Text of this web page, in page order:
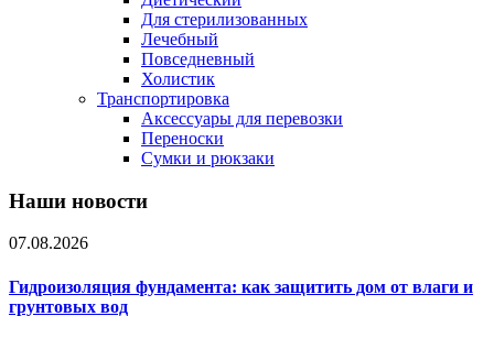
Для стерилизованных
Лечебный
Повседневный
Холистик
Транспортировка
Аксессуары для перевозки
Переноски
Сумки и рюкзаки
Наши новости
07.08.2026
Гидроизоляция фундамента: как защитить дом от влаги и
грунтовых вод